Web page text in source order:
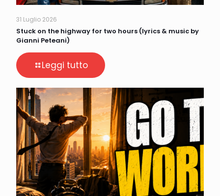
31 Luglio 2026
Stuck on the highway for two hours (lyrics & music by
Gianni Peteani)
Leggi tutto